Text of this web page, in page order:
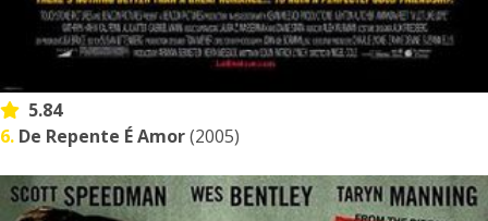
5.84
6. De Repente É Amor(2005)